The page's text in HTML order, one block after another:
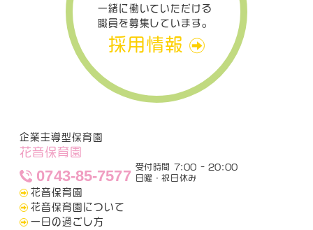
一緒に働いていただける
職員を募集しています。
採用情報
企業主導型保育園
花音保育園
0743-85-7577
受付時間 7:00 - 20:00
日曜・祝日休み
花音保育園
花音保育園について
一日の過ごし方